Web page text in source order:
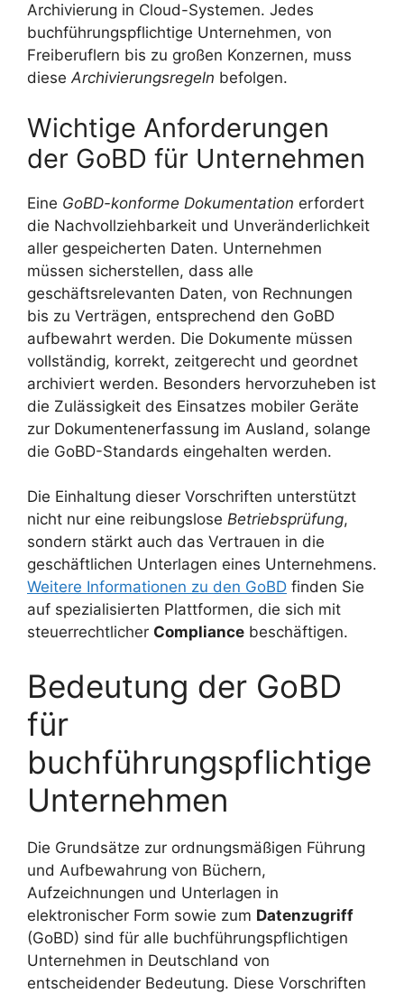
Archivierung in Cloud-Systemen. Jedes
buchführungspflichtige Unternehmen, von
Freiberuflern bis zu großen Konzernen, muss
dieseArchivierungsregeln befolgen.
Wichtige Anforderungen
der GoBD für Unternehmen
Eine GoBD-konforme Dokumentation erfordert
die Nachvollziehbarkeit und Unveränderlichkeit
aller gespeicherten Daten. Unternehmen
müssen sicherstellen, dass alle
geschäftsrelevanten Daten, von Rechnungen
bis zu Verträgen, entsprechend den GoBD
aufbewahrt werden. Die Dokumente müssen
vollständig, korrekt, zeitgerecht und geordnet
archiviert werden. Besonders hervorzuheben ist
die Zulässigkeit des Einsatzes mobiler Geräte
zur Dokumentenerfassung im Ausland, solange
die GoBD-Standards eingehalten werden.
Die Einhaltung dieser Vorschriften unterstützt
nicht nur eine reibungslose Betriebsprüfung,
sondern stärkt auch das Vertrauen in die
geschäftlichen Unterlagen eines Unternehmens.
Weitere Informationen zu den GoBD finden Sie
auf spezialisierten Plattformen, die sich mit
steuerrechtlicher Compliance beschäftigen.
Bedeutung der GoBD
für
buchführungspflichtige
Unternehmen
Die Grundsätze zur ordnungsmäßigen Führung
und Aufbewahrung von Büchern,
Aufzeichnungen und Unterlagen in
elektronischer Form sowie zum Datenzugriff
(GoBD) sind für alle buchführungspflichtigen
Unternehmen in Deutschland von
entscheidender Bedeutung. Diese Vorschriften